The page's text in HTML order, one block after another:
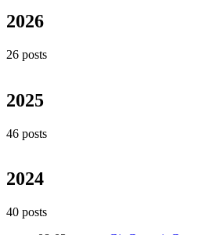
2026
26 posts
2025
46 posts
2024
40 posts